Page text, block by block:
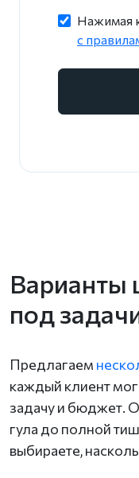
Нажимая
c
Варианты
под
Предлагаем
каждый клиент
задачу и бюджет.
гула до полной
выбираете,